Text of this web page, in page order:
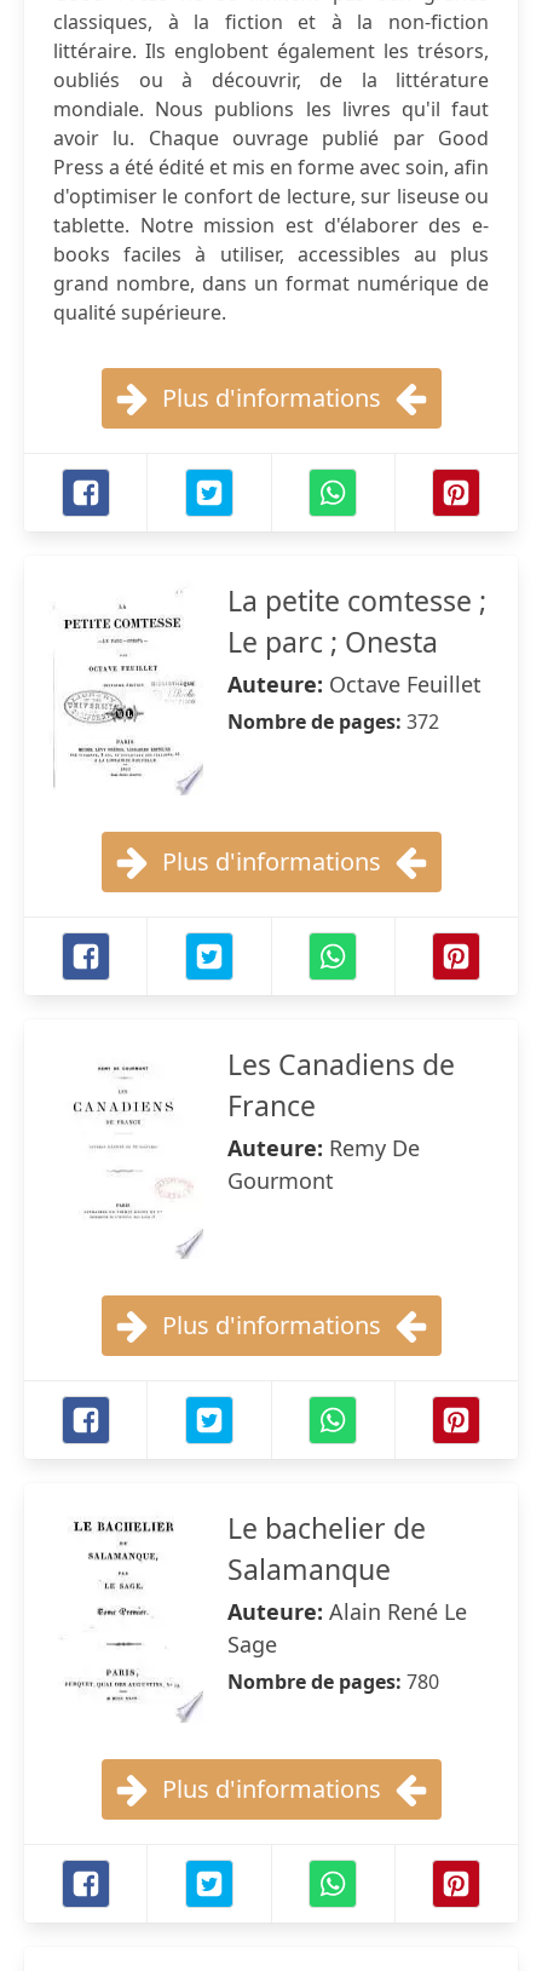
classiques, à la fiction et à la non-fiction
littéraire. Ils englobent également les trésors,
oubliés ou à découvrir, de la littérature
mondiale. Nous publions les livres qu'il faut
avoir lu. Chaque ouvrage publié par Good
Press a été édité et mis en forme avec soin, afin
d'optimiser le confort de lecture, sur liseuse ou
tablette. Notre mission est d'élaborer des e-
books faciles à utiliser, accessibles au plus
grand nombre, dans un format numérique de
qualité supérieure.
Plus d'informations
La petite comtesse ;
Le parc ; Onesta
Auteure: Octave Feuillet
Nombre de pages: 372
Plus d'informations
Les Canadiens de
France
Auteure: Remy De
Gourmont
Plus d'informations
Le bachelier de
Salamanque
Auteure: Alain René Le
Sage
Nombre de pages: 780
Plus d'informations